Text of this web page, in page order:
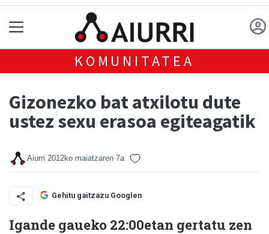
KOMUNITATEA
Gizonezko bat atxilotu dute
ustez sexu erasoa egiteagatik
Aiurri 2012ko maiatzaren 7a
Gehitu gaitzazu Googlen
Igande gaueko 22:00etan gertatu zen